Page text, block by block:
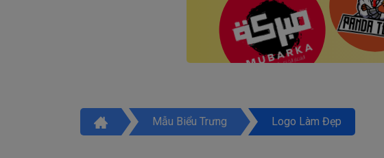
Mẫu Biểu Trưng Logo Làm Đẹp